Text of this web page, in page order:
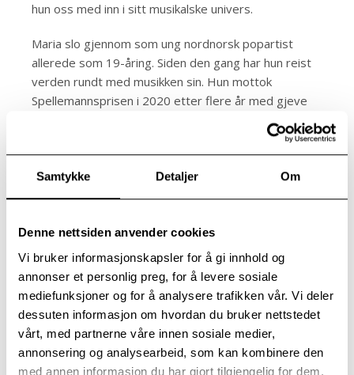
Samtykke Detaljer Om
Denne nettsiden anvender cookies
Vi bruker informasjonskapsler for å gi innhold og
annonser et personlig preg, for å levere sosiale
mediefunksjoner og for å analysere trafikken vår. Vi deler
dessuten informasjon om hvordan du bruker nettstedet
vårt, med partnerne våre innen sosiale medier,
annonsering og analysearbeid, som kan kombinere den
med annen informasjon du har gjort tilgjengelig for dem,
hun oss med inn i sitt musikalske univers.
Maria slo gjennom som ung nordnorsk popartist
allerede som 19-åring. Siden den gang har hun reist
verden rundt med musikken sin. Hun mottok
Spellemannsprisen i 2020 etter flere år med gjeve
nominasjoner, har gitt ut åtte soloalbum, tre
samarbeidsutgivelser.
både USA og Asia. I 2025 ga hun – etter mange års
pause – ut et nytt fullengders album med tekster på
Over fjellet
Over fjelleter en plate med mange soloppganger.
Den er vårlig i tonen, men bærer også med seg
minner fra en kald og mørk vinter.